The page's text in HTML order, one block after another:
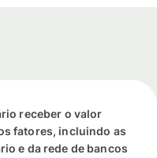
receber o valor
fatores, incluindo as
e da rede de bancos